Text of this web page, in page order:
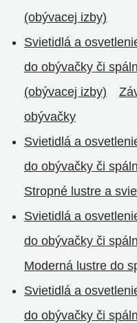
(obývacej izby)
Svietidlá a
do obývačky či
(obývacej izby)
obývačky
Svietidlá a
do obývačky či
Stropné lustre a
Svietidlá a
do obývačky či
Moderná lustre do
Svietidlá a
do obývačky či